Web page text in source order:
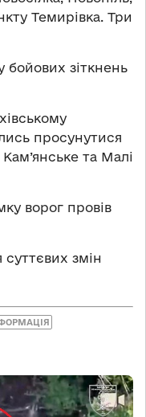
Темирівка. Три
бойових зіткнень
просунутися
та Малі
ворог провів
змін